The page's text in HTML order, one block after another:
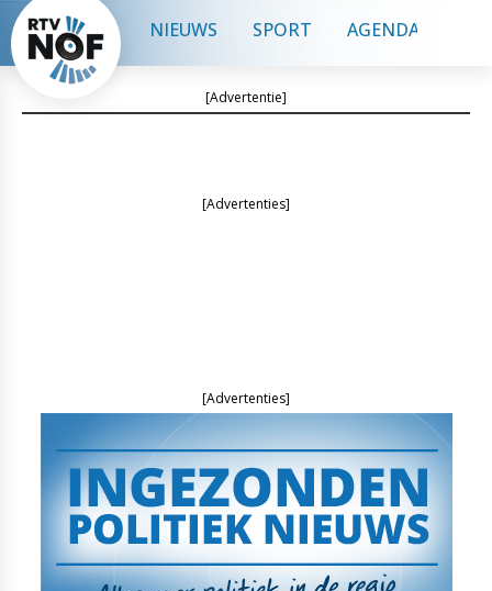
NIEUWS SPORT AGENDA
[Advertentie]
[Advertenties]
[Advertenties]